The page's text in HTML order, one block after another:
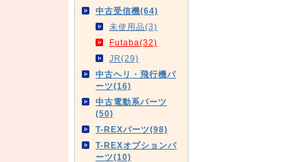
中古受信機(64)
未使用品(3)
Futaba(32)
JR(29)
中古ヘリ・飛行機パ
ーツ(16)
中古電動系パーツ
(50)
T-REXパーツ(98)
T-REXオプションパ
ーツ(10)